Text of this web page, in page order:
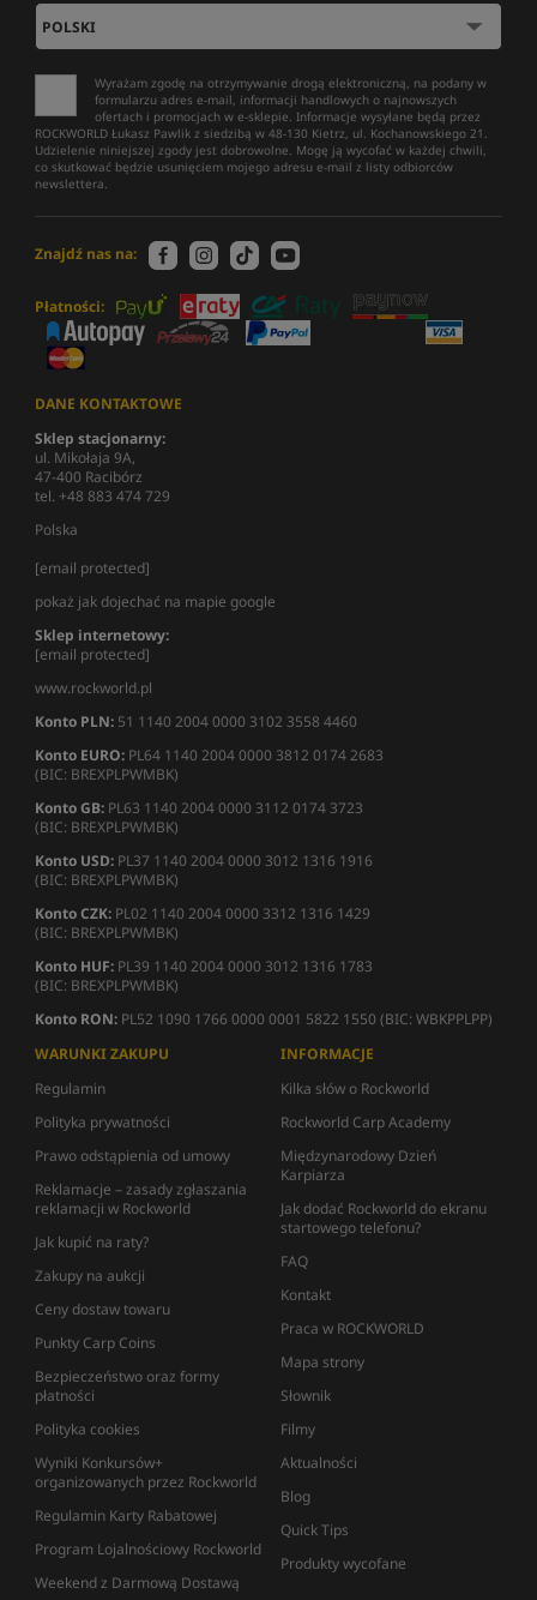
Wyrażam zgodę na otrzymywanie drogą elektroniczną, na podany w
formularzu adres e-mail, informacji handlowych o najnowszych
ofertach i promocjach w e-sklepie. Informacje wysyłane będą przez
ROCKWORLD Łukasz Pawlik z siedzibą w 48-130 Kietrz, ul. Kochanowskiego 21.
Udzielenie niniejszej zgody jest dobrowolne. Mogę ją wycofać w każdej chwili,
co skutkować będzie usunięciem mojego adresu e-mail z listy odbiorców
newslettera.
Znajdź nas na:
Płatności:
DANE KONTAKTOWE
Sklep stacjonarny:
ul. Mikołaja 9A,
47-400 Racibórz
tel. +48 883 474 729
Polska
[email protected]
pokaż jak dojechać na mapie google
Sklep internetowy:
[email protected]
www.rockworld.pl
Konto PLN: 51 1140 2004 0000 3102 3558 4460
Konto EURO: PL64 1140 2004 0000 3812 0174 2683
(BIC: BREXPLPWMBK)
Konto GB: PL63 1140 2004 0000 3112 0174 3723
(BIC: BREXPLPWMBK)
Konto USD: PL37 1140 2004 0000 3012 1316 1916
(BIC: BREXPLPWMBK)
Konto CZK: PL02 1140 2004 0000 3312 1316 1429
(BIC: BREXPLPWMBK)
Konto HUF: PL39 1140 2004 0000 3012 1316 1783
(BIC: BREXPLPWMBK)
Konto RON: PL52 1090 1766 0000 0001 5822 1550 (BIC: WBKPPLPP)
WARUNKI ZAKUPU
Regulamin
Polityka prywatności
Prawo odstąpienia od umowy
Reklamacje – zasady zgłaszania
reklamacji w Rockworld
Jak kupić na raty?
Zakupy na aukcji
Ceny dostaw towaru
Punkty Carp Coins
Bezpieczeństwo oraz formy
płatności
Polityka cookies
Wyniki Konkursów+
organizowanych przez Rockworld
Regulamin Karty Rabatowej
Program Lojalnościowy Rockworld
Weekend z Darmową Dostawą
INFORMACJE
Kilka słów o Rockworld
Rockworld Carp Academy
Międzynarodowy Dzień
Karpiarza
Jak dodać Rockworld do ekranu
startowego telefonu?
FAQ
Kontakt
Praca w ROCKWORLD
Mapa strony
Słownik
Filmy
Aktualności
Blog
Quick Tips
Produkty wycofane